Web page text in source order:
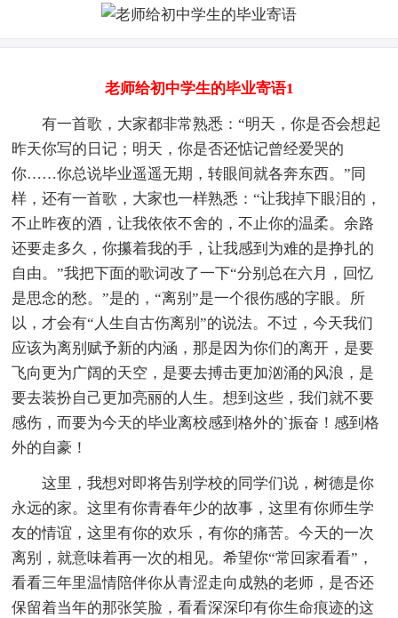
老师给初中学生的毕业寄语1
有一首歌，大家都非常熟悉：“明天，你是否会想起
昨天你写的日记；明天，你是否还惦记曾经爱哭的
你……你总说毕业遥遥无期，转眼间就各奔东西。”同
样，还有一首歌，大家也一样熟悉：“让我掉下眼泪的，
不止昨夜的酒，让我依依不舍的，不止你的温柔。余路
还要走多久，你攥着我的手，让我感到为难的是挣扎的
自由。”我把下面的歌词改了一下“分别总在六月，回忆
是思念的愁。”是的，“离别”是一个很伤感的字眼。所
以，才会有“人生自古伤离别”的说法。不过，今天我们
应该为离别赋予新的内涵，那是因为你们的离开，是要
飞向更为广阔的天空，是要去搏击更加汹涌的风浪，是
要去装扮自己更加亮丽的人生。想到这些，我们就不要
感伤，而要为今天的毕业离校感到格外的`振奋！感到格
外的自豪！
这里，我想对即将告别学校的同学们说，树德是你
永远的家。这里有你青春年少的故事，这里有你师生学
友的情谊，这里有你的欢乐，有你的痛苦。今天的一次
离别，就意味着再一次的相见。希望你“常回家看看”，
看看三年里温情陪伴你从青涩走向成熟的老师，是否还
保留着当年的那张笑脸，看看深深印有你生命痕迹的这